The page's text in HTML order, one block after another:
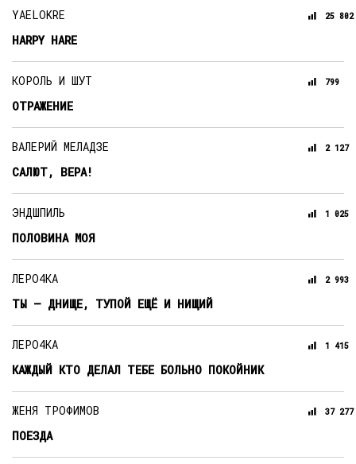
YAELOKRE
HARPY HARE
25 802
КОРОЛЬ И ШУТ
ОТРАЖЕНИЕ
799
ВАЛЕРИЙ МЕЛАДЗЕ
САЛЮТ, ВЕРА!
2 127
ЭНДШПИЛЬ
ПОЛОВИНА МОЯ
1 025
ЛЕРО4КА
ТЫ – ДНИЩЕ, ТУПОЙ ЕЩЁ И НИЩИЙ
2 993
ЛЕРО4КА
КАЖДЫЙ КТО ДЕЛАЛ ТЕБЕ БОЛЬНО ПОКОЙНИК
1 415
ЖЕНЯ ТРОФИМОВ
ПОЕЗДА
37 277